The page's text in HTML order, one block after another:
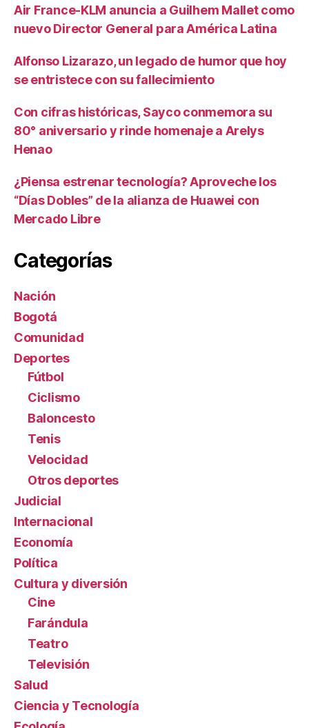
Air France-KLM anuncia a Guilhem Mallet como
nuevo Director General para América Latina
Alfonso Lizarazo, un legado de humor que hoy
se entristece con su fallecimiento
Con cifras históricas, Sayco conmemora su
80° aniversario y rinde homenaje a Arelys
Henao
¿Piensa estrenar tecnología? Aproveche los
“Días Dobles” de la alianza de Huawei con
Mercado Libre
Categorías
Nación
Bogotá
Comunidad
Deportes
Fútbol
Ciclismo
Baloncesto
Tenis
Velocidad
Otros deportes
Judicial
Internacional
Economía
Política
Cultura y diversión
Cine
Farándula
Teatro
Televisión
Salud
Ciencia y Tecnología